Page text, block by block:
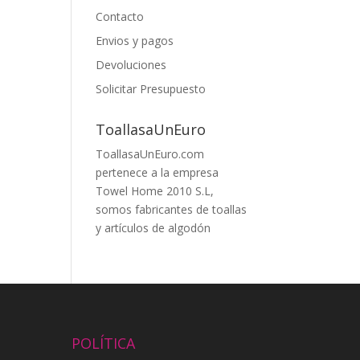
Contacto
Envios y pagos
Devoluciones
Solicitar Presupuesto
ToallasaUnEuro
ToallasaUnEuro.com
pertenece a la empresa
Towel Home 2010 S.L,
somos fabricantes de toallas
y artículos de algodón
POLÍTICA